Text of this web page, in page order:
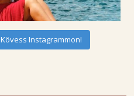
Kövess Instagrammon!